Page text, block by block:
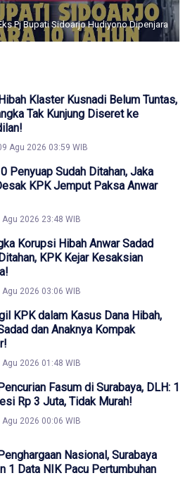
Pj Bupati Sidoarjo Hudiyono Dipenjara
Klaster Kusnadi Belum Tuntas,
Tak Kunjung Diseret ke
Agu 2026 03:59 WIB
Penyuap Sudah Ditahan, Jaka
KPK Jemput Paksa Anwar
Agu 2026 23:48 WIB
Korupsi Hibah Anwar Sadad
KPK Kejar Kesaksian
Agu 2026 03:06 WIB
KPK dalam Kasus Dana Hibah,
dan Anaknya Kompak
Agu 2026 01:48 WIB
Fasum di Surabaya, DLH: 1
Rp 3 Juta, Tidak Murah!
Agu 2026 00:06 WIB
Nasional, Surabaya
1 Data NIK Pacu Pertumbuhan